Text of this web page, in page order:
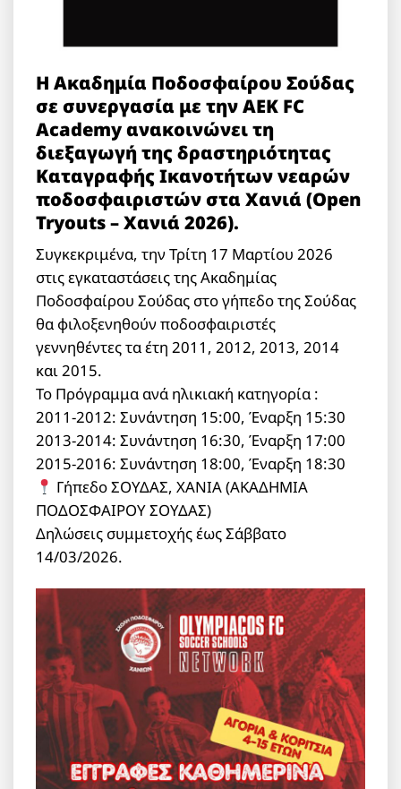
Η Ακαδημία Ποδοσφαίρου Σούδας
σε συνεργασία με την ΑΕΚ FC
Academy ανακοινώνει τη
διεξαγωγή της δραστηριότητας
Καταγραφής Ικανοτήτων νεαρών
ποδοσφαιριστών στα Χανιά (Open
Tryouts – Χανιά 2026).
Συγκεκριμένα, την Τρίτη 17 Μαρτίου 2026
στις εγκαταστάσεις της Ακαδημίας
Ποδοσφαίρου Σούδας στο γήπεδο της Σούδας
θα φιλοξενηθούν ποδοσφαιριστές
γεννηθέντες τα έτη 2011, 2012, 2013, 2014
και 2015.
Το Πρόγραμμα ανά ηλικιακή κατηγορία :
2011-2012: Συνάντηση 15:00, Έναρξη 15:30
2013-2014: Συνάντηση 16:30, Έναρξη 17:00
2015-2016: Συνάντηση 18:00, Έναρξη 18:30
Γήπεδο ΣΟΥΔΑΣ, ΧΑΝΙΑ (ΑΚΑΔΗΜΙΑ
ΠΟΔΟΣΦΑΙΡΟΥ ΣΟΥΔΑΣ)
Δηλώσεις συμμετοχής έως Σάββατο
14/03/2026.